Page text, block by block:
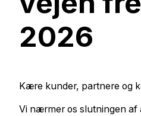
2026
Kære kunder, partnere og
Vi nærmer os slutningen af